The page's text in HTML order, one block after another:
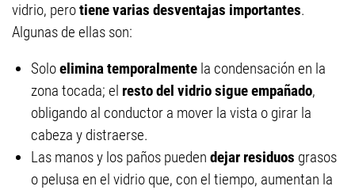
vidrio, perotiene varias desventajas importantes.
Algunas de ellas son:
Soloelimina temporalmente la condensación en la
zona tocada; el resto del vidrio sigue empañado,
obligando al conductor a mover la vista o girar la
cabeza y distraerse.
Las manos y los paños pueden dejar residuos grasos
o pelusa en el vidrio que, con el tiempo, aumentan la